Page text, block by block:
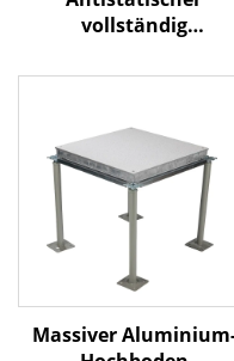
vollständig
Bodenbelag – HPL-
Massiver